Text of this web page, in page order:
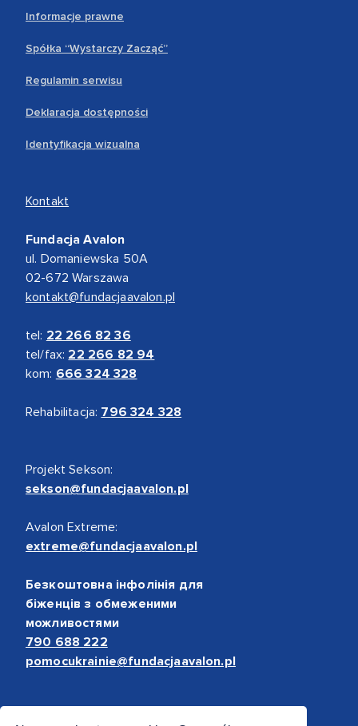
Informacje prawne
Spółka “Wystarczy Zacząć”
Regulamin serwisu
Deklaracja dostępności
Identyfikacja wizualna
Kontakt
Fundacja Avalon
ul. Domaniewska 50A
02-672 Warszawa
kontakt@fundacjaavalon.pl
tel: 22 266 82 36
tel/fax: 22 266 82 94
kom: 666 324 328
Rehabilitacja: 796 324 328
Projekt Sekson:
sekson@fundacjaavalon.pl
Avalon Extreme:
extreme@fundacjaavalon.pl
Безкоштовна інфолінія для
біженців з обмеженими
можливостями
790 688 222
pomocukrainie@fundacjaavalon.pl